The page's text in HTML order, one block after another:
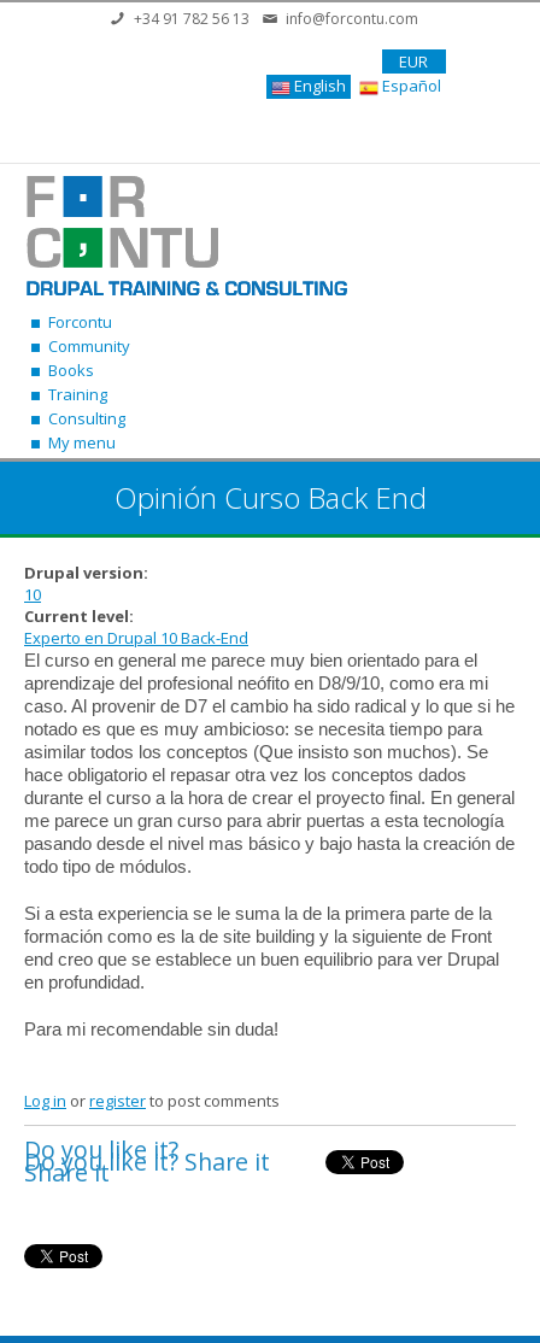
Skip to main content+34 91 782 56 13 info@forcontu.com
EUR
English
Español
Forcontu
Community
Books
Training
Consulting
My menu
Opinión Curso Back End
Drupal version:
10
Current level:
Experto en Drupal 10 Back-End
El curso en general me parece muy bien orientado para el
aprendizaje del profesional neófito en D8/9/10, como era mi
caso. Al provenir de D7 el cambio ha sido radical y lo que si he
notado es que es muy ambicioso: se necesita tiempo para
asimilar todos los conceptos (Que insisto son muchos). Se
hace obligatorio el repasar otra vez los conceptos dados
durante el curso a la hora de crear el proyecto final. En general
me parece un gran curso para abrir puertas a esta tecnología
pasando desde el nivel mas básico y bajo hasta la creación de
todo tipo de módulos.
Si a esta experiencia se le suma la de la primera parte de la
formación como es la de site building y la siguiente de Front
end creo que se establece un buen equilibrio para ver Drupal
en profundidad.
Para mi recomendable sin duda!
Log in orregisterto post comments
Do you like it?
Share it
Do you like it? Share it